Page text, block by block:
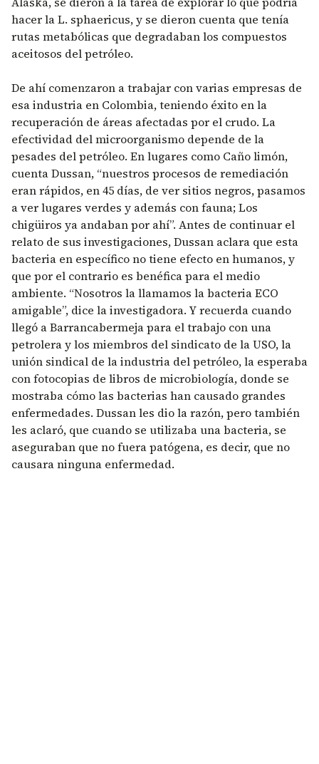
hacer la L. sphaericus, y se dieron cuenta que tenía
rutas metabólicas que degradaban los compuestos
aceitosos del petróleo.
De ahí comenzaron a trabajar con varias empresas de
esa industria en Colombia, teniendo éxito en la
recuperación de áreas afectadas por el crudo. La
efectividad del microorganismo depende de la
pesades del petróleo. En lugares como Caño limón,
cuenta Dussan, “nuestros procesos de remediación
eran rápidos, en 45 días, de ver sitios negros, pasamos
a ver lugares verdes y además con fauna; Los
chigüiros ya andaban por ahí”. Antes de continuar el
relato de sus investigaciones, Dussan aclara que esta
bacteria en específico no tiene efecto en humanos, y
que por el contrario es benéfica para el medio
ambiente. “Nosotros la llamamos la bacteria ECO
amigable”, dice la investigadora. Y recuerda cuando
llegó a Barrancabermeja para el trabajo con una
petrolera y los miembros del sindicato de la USO, la
unión sindical de la industria del petróleo, la esperaba
con fotocopias de libros de microbiología, donde se
mostraba cómo las bacterias han causado grandes
enfermedades. Dussan les dio la razón, pero también
les aclaró, que cuando se utilizaba una bacteria, se
aseguraban que no fuera patógena, es decir, que no
causara ninguna enfermedad.